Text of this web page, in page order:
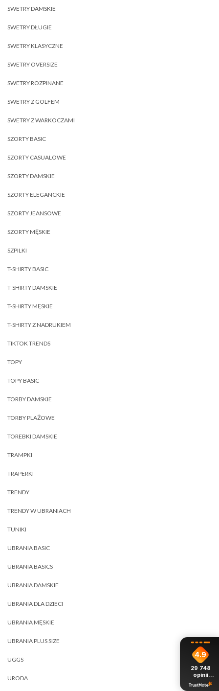
SWETRY DAMSKIE
SWETRY DŁUGIE
SWETRY KLASYCZNE
SWETRY OVERSIZE
SWETRY ROZPINANE
SWETRY Z GOLFEM
SWETRY Z WARKOCZAMI
SZORTY BASIC
SZORTY CASUALOWE
SZORTY DAMSKIE
SZORTY ELEGANCKIE
SZORTY JEANSOWE
SZORTY MĘSKIE
SZPILKI
T-SHIRTY BASIC
T-SHIRTY DAMSKIE
T-SHIRTY MĘSKIE
T-SHIRTY Z NADRUKIEM
TIKTOK TRENDS
TOPY
TOPY BASIC
TORBY DAMSKIE
TORBY PLAŻOWE
TOREBKI DAMSKIE
TRAMPKI
TRAPERKI
TRENDY
TRENDY W UBRANIACH
TUNIKI
UBRANIA BASIC
UBRANIA BASICS
UBRANIA DAMSKIE
UBRANIA DLA DZIECI
UBRANIA MĘSKIE
UBRANIA PLUS SIZE
UGGS
URODA
4.9
29 748
opinii
z całego
okresu